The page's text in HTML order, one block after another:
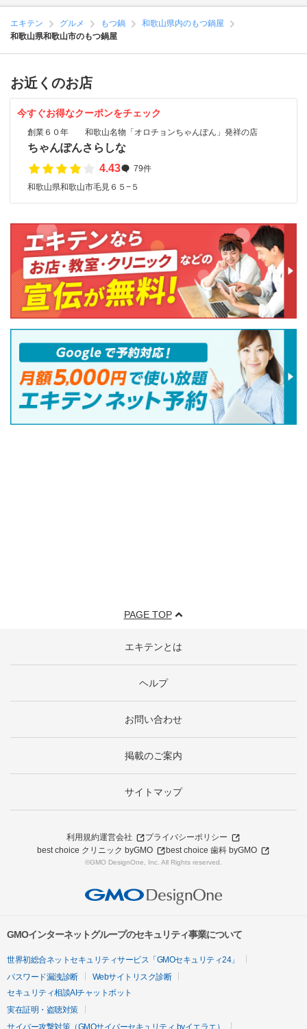
エキテン グルメ もつ鍋
和歌山県内のもつ鍋屋
和歌山県和歌山市のもつ鍋屋
お近くのお店
今すぐお得なクーポンをチェック
創業６０年 和歌山名物「オロチョンちゃんぽん」発祥の店
ちゃんぽんさらしな
4.43
79件
和歌山県和歌山市毛見６５−５
PAGE TOP
エキテンとは
ヘルプ
お問い合わせ
掲載のご案内
サイトマップ
利用規約運営会社
プライバシーポリシー
best choice クリニック byGMO
best choice 歯科 byGMO
©GMO DesignOne, Inc. All Rights reserved.
GMOインターネットグループのセキュリティ事業について
世界初総合ネットセキュリティサービス「GMOセキュリティ24」
パスワード漏洩診断
Webサイトリスク診断
セキュリティ相談AIチャットボット
実在証明・盗聴対策
サイバー攻撃対策（GMOサイバーセキュリティ byイエラエ）